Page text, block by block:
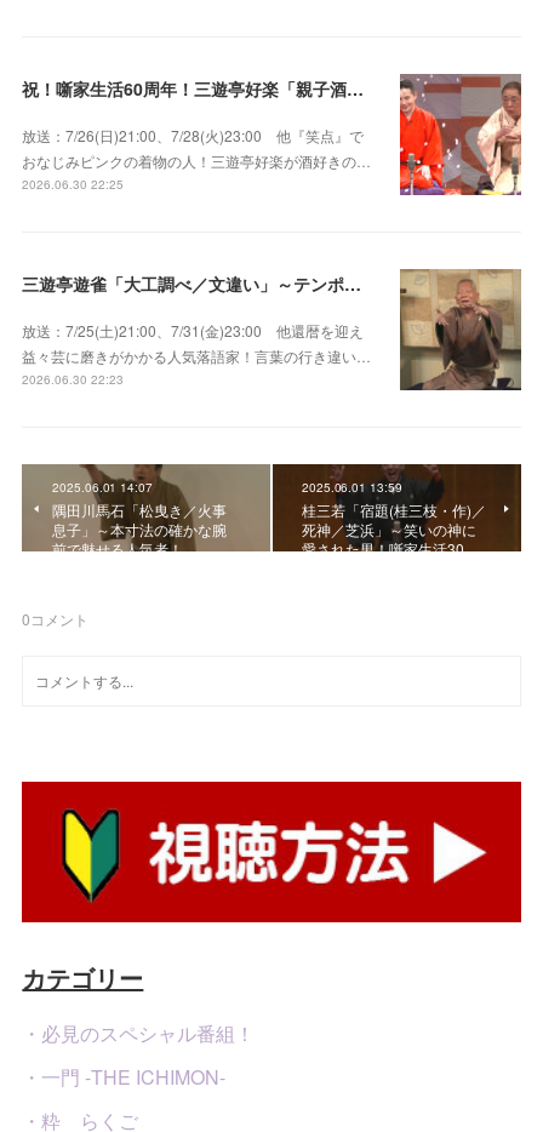
祝！噺家生活60周年！三遊亭好楽「親子酒」錦笑亭満堂「桜ん坊」～満堂フェス2026
放送：7/26(日)21:00、7/28(火)23:00 他『笑点』で
おなじみピンクの着物の人！三遊亭好楽が酒好きの…
2026.06.30 22:25
三遊亭遊雀「大工調べ／文違い」～テンポよくたたみかける語り口で人気・実力とも屈指！
放送：7/25(土)21:00、7/31(金)23:00 他還暦を迎え
益々芸に磨きがかかる人気落語家！言葉の行き違い…
2026.06.30 22:23
2025.06.01 14:07
隅田川馬石「松曳き／火事
息子」～本寸法の確かな腕
前で魅せる人気者！
2025.06.01 13:59
桂三若「宿題(桂三枝・作)／
死神／芝浜」～笑いの神に
愛された男！噺家生活30…
0コメント
カテゴリー
・必見のスペシャル番組！
・一門 -THE ICHIMON-
・粋 らくご